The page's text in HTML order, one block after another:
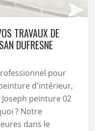
TRAVAUX DE
DUFRESNE
pour
d'intérieur,
peinture 02
? Notre
dans le